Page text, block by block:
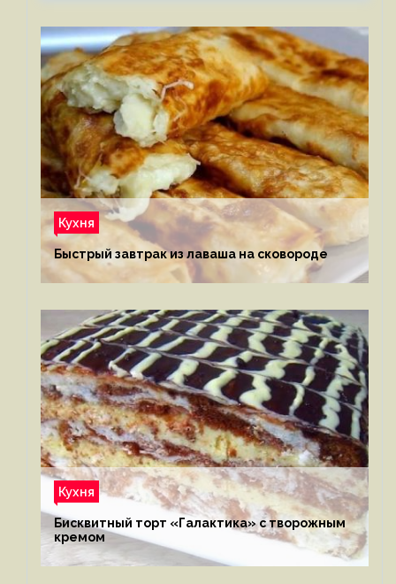
Кухня
Быстрый завтрак из лаваша на сковороде
Кухня
Бисквитный торт «Галактика» с творожным
кремом